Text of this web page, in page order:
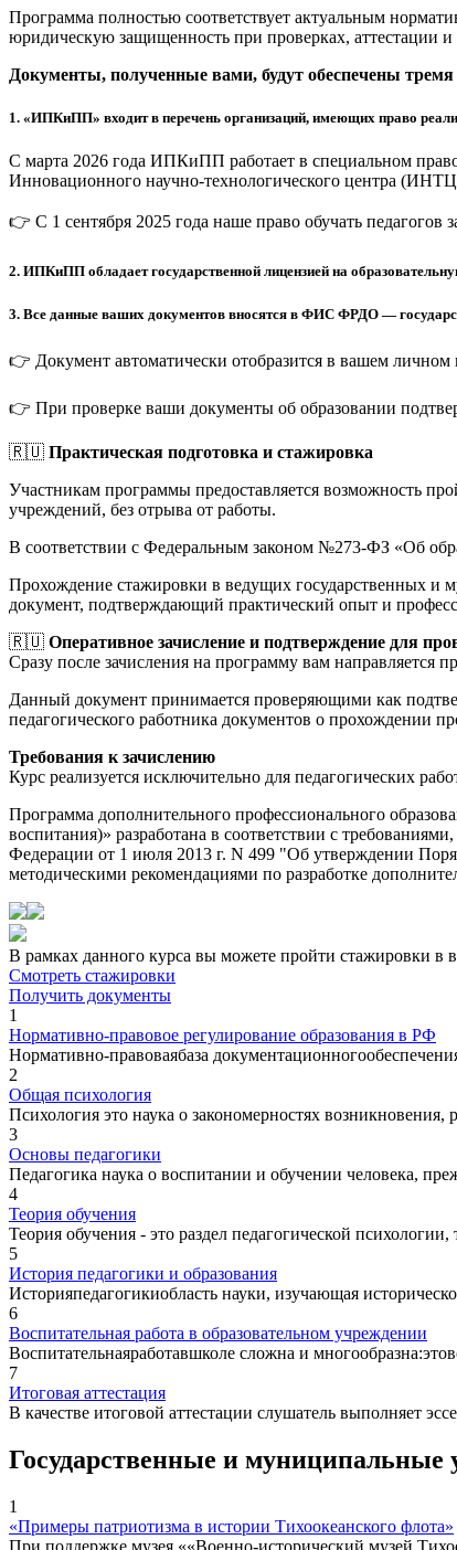
Программа полностью соответствует актуальным
юридическую защищенность при проверках, аттестации
Документы, полученные вами, будут обеспечены
1. «ИПКиПП» входит в перечень организаций, имеющих право
С марта 2026 года ИПКиПП работает в специальном
Инновационного научно-технологического центра
👉 С 1 сентября 2025 года наше право обучать
2. ИПКиПП обладает государственной лицензией на
3. Все данные ваших документов вносятся в ФИС ФРДО —
👉 Документ автоматически отобразится в вашем личном
👉 При проверке ваши документы об образовании
🇷🇺 Практическая подготовка и стажировка
Участникам программы предоставляется возможность
учреждений, без отрыва от работы.
В соответствии с Федеральным законом №273-ФЗ «Об
Прохождение стажировки в ведущих государственных и
документ, подтверждающий практический опыт и
🇷🇺 Оперативное зачисление и подтверждение для
Сразу после зачисления на программу вам направляется
Данный документ принимается проверяющими как
педагогического работника документов о прохождении
Требования к зачислению
Курс реализуется исключительно для педагогических
Программа дополнительного профессионального
воспитания)» разработана в соответствии с
Федерации от 1 июля 2013 г. N 499 "Об утверждении
методическими рекомендациями по разработке
В рамках данного курса вы можете пройти стажировки
Смотреть стажировки
Получить документы
1
Нормативно-правовое регулирование образования в РФ
Нормативно-правоваябаза
2
Общая психология
Психология это наука о закономерностях
3
Основы педагогики
Педагогика наука о воспитании и обучении человека,
4
Теория обучения
Теория обучения - это раздел педагогической
5
История педагогики и образования
Историяпедагогикиобласть науки, изучающая
6
Воспитательная работа в образовательном учреждении
Воспитательнаяработавшколе сложна и
7
Итоговая аттестация
В качестве итоговой аттестации слушатель выполняет
Государственные и
1
«Примеры патриотизма в истории Тихоокеанского флота»
При поддержке музея ««Военно-исторический музей